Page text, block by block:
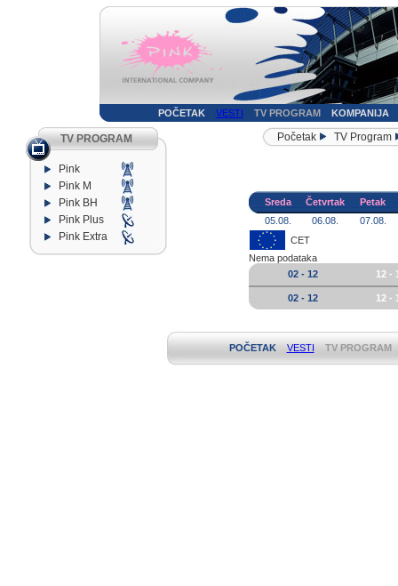
POČETAK VESTI TV PROGRAM KOMPANIJA
TV PROGRAM
Pink
Pink M
Pink BH
Pink Plus
Pink Extra
Početak TV Program
Sreda Četvrtak
Petak
05.08.
06.08.
07.08.
CET
Nema podataka
02 - 12
12 -
02 - 12 12 -
POČETAK VESTI TV PROGRAM